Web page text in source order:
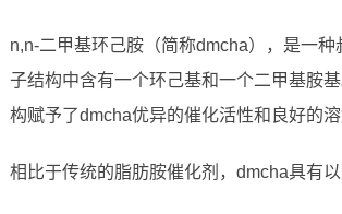
n,n-二甲基环己胺（简称dmcha），是一种
子结构中含有一个环己基和一个二甲基胺
构赋予了dmcha优异的催化活性和良好的溶
相比于传统的脂肪胺催化剂，dmcha具有以